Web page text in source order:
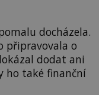
docházela.
připravovala o
dodat ani
ho také finanční